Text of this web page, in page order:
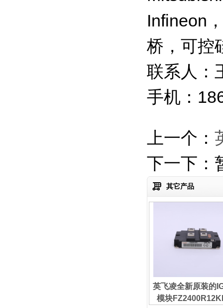
Infineon
桥，可控
联系人：
手机：
热门搜索：
英飞凌全新原装
上一个：
下一下：
其它产品
英飞凌全新原装的
模块